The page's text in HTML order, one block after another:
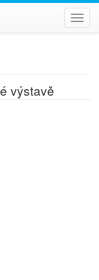
výstavě